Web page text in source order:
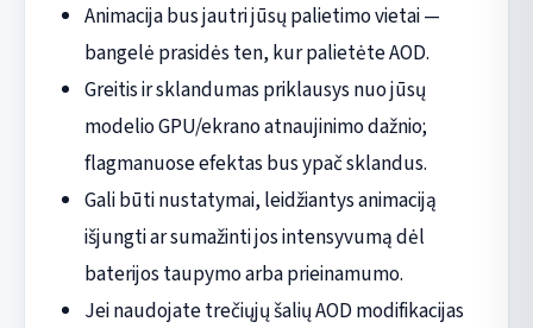
Animacija bus jautri jūsų palietimo vietai —
bangelė prasidės ten, kur palietėte AOD.
Greitis ir sklandumas priklausys nuo jūsų
modelio GPU/ekrano atnaujinimo dažnio;
flagmanuose efektas bus ypač sklandus.
Gali būti nustatymai, leidžiantys animaciją
išjungti ar sumažinti jos intensyvumą dėl
baterijos taupymo arba prieinamumo.
Jei naudojate trečiųjų šalių AOD modifikacijas